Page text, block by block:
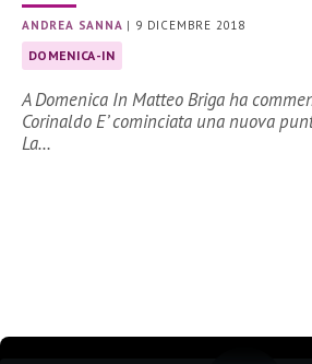
ANDREA SANNA | 9 DICEMBRE 2018
DOMENICA-IN
A Domenica In Matteo Briga ha
Corinaldo E’ cominciata una nuova
La…